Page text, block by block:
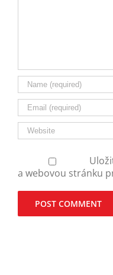
a webovou stránku